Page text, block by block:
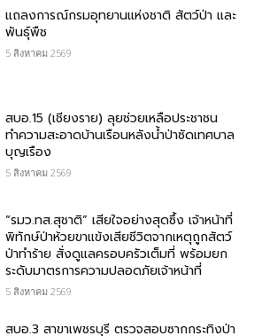
แถลงการณ์กรมอุทยานแห่งชาติ สัตว์ป่า และ
พันธุ์พืช
5 สิงหาคม 2569
สบอ.15 (เชียงราย) ลุยช่วยเหลือประชาชน
ทำความสะอาดบ้านเรือนหลังน้ำป่าซัดเทศบาล
บุญเรือง
5 สิงหาคม 2569
“รมว.ทส.สุชาติ” เสียใจอย่างสุดซึ้ง เจ้าหน้าที่
พิทักษ์ป่าห้วยขาแข้งเสียชีวิตจากเหตุถูกสัตว์
ป่าทำร้าย สั่งดูแลครอบครัวเต็มที่ พร้อมยก
ระดับมาตรการความปลอดภัยเจ้าหน้าที่
5 สิงหาคม 2569
สบอ.3 สาขาเพชรบุรี ตรวจสอบซากกระทิงป่า